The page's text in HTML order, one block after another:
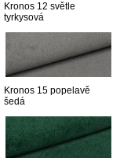
Kronos 12 světle
tyrkysová
Kronos 15 popelavě
šedá